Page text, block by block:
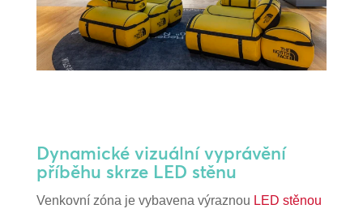
Dynamické vizuální vyprávění
příběhu skrze LED stěnu
Venkovní zóna je vybavena výraznou LED stěnou